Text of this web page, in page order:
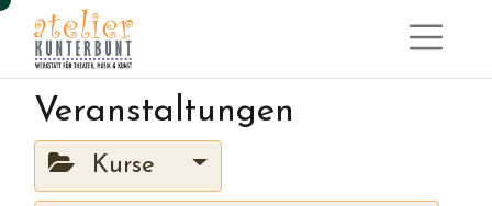
Veranstaltungen
Kurse